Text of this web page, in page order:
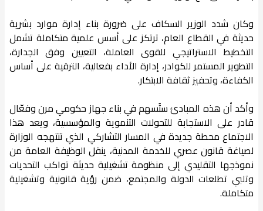
وكان شدد الوزير السكاف على ضرورة بناء إدارة موارد بشرية
حديثة في القطاع العام، ترتكز على أسس علمية متكاملة تشمل
التخطيط الاستراتيجي للقوى العاملة، التعيين وفق الجدارة،
التطوير المستمر للكوادر، إدارة الأداء بفعالية، الترقية على أساس
الكفاءة، وتحفيز ثقافة الابتكار.
وأكد أن هذه المبادئ ستُسهم في بناء جهاز حكومي مرن وفعّال
قادر على الاستجابة للتحولات التنموية والمؤسسية، ويعد هذا
الاجتماع محطة جديدة في المسار التشاركي الذي تنتهجه الوزارة
لصياغة قانون عصري للخدمة المدنية، ينقل الوظيفة العامة من
نموذجها التقليدي إلى منظومة تشغيلية حديثة تواكب التحديات
وتلبي تطلعات الدولة والمجتمع، ضمن رؤية قانونية وتشغيلية
متكاملة.